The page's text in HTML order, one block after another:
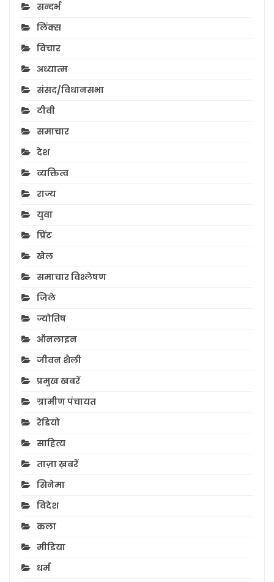
सन्दर्भ
लिंक्स
विचार
अध्यात्म
संसद/विधानसभा
टीवी
समाचार
देश
व्यक्तित्व
राज्य
युवा
प्रिंट
खेल
समाचार विश्लेषण
जिले
ज्योतिष
ऑनलाइन
जीवन शैली
प्रमुख खबरें
ग्रामीण पंचायत
रेडियो
साहित्य
ताज़ा ख़बरें
सिनेमा
विदेश
कला
मीडिया
धर्म